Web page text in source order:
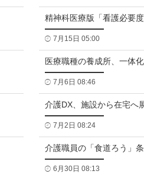
精神科医療版「看護必要
7月15日 05:00
医療職種の養成所、一体
7月6日 08:46
介護DX、施設から在宅へ
7月2日 08:24
介護職員の「食道ろう」
6月30日 08:13